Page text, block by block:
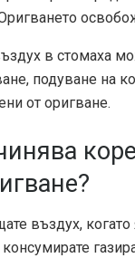
в стомаха
подуване на
от оригване.
въздух, когато